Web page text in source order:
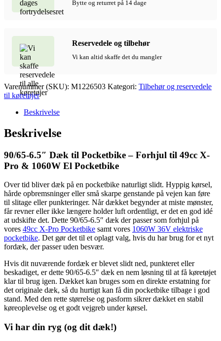
Bytte og returret på 14 dage
Reservedele og tilbehør
Vi kan altid skaffe det du mangler
Varenummer (SKU): M1226503 Kategori: Tilbehør og reservedele
til køretøjer
Beskrivelse
Beskrivelse
90/65-6.5″ Dæk til Pocketbike – Forhjul til 49cc X-
Pro & 1060W El Pocketbike
Over tid bliver dæk på en pocketbike naturligt slidt. Hyppig kørsel,
hårde opbremsninger eller små skarpe genstande på vejen kan føre
til slitage eller punkteringer. Når dækket begynder at miste mønster,
får revner eller ikke længere holder luft ordentligt, er det en god idé
at udskifte det. Dette 90/65-6.5″ dæk der passer som forhjul på
vores 49cc X-Pro Pocketbike samt vores 1060W 36V elektriske
pocketbike. Det gør det til et oplagt valg, hvis du har brug for et nyt
fordæk, der passer uden besvær.
Hvis dit nuværende fordæk er blevet slidt ned, punkteret eller
beskadiget, er dette 90/65-6.5″ dæk en nem løsning til at få køretøjet
klar til brug igen. Dækket kan bruges som en direkte erstatning for
det originale dæk, så du hurtigt kan få din pocketbike tilbage i god
stand. Med den rette størrelse og pasform sikrer dækket en stabil
køreoplevelse og et godt vejgreb under kørsel.
Vi har din ryg (og dit dæk!)